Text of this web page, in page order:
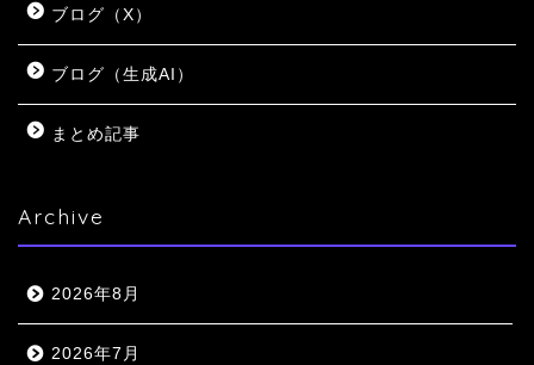
ブログ（X）
ブログ（生成AI）
まとめ記事
Archive
2026年8月
2026年7月